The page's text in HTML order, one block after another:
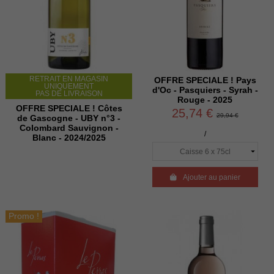
RETRAIT EN MAGASIN
UNIQUEMENT
PAS DE LIVRAISON
OFFRE SPECIALE ! Côtes
de Gascogne - UBY n°3 -
Colombard Sauvignon -
Blanc - 2024/2025
OFFRE SPECIALE ! Pays
d'Oc - Pasquiers - Syrah -
Rouge - 2025
25,74 € 29,94 €
/
Ajouter au panier
Promo !